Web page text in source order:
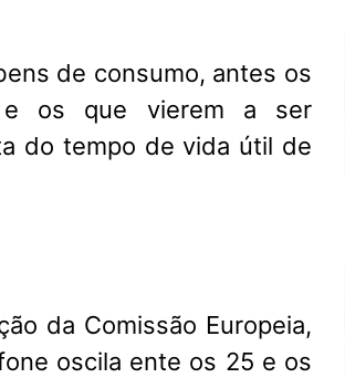
de consumo, antes os
e os que vierem a ser
do tempo de vida útil de
da Comissão Europeia,
oscila ente os 25 e os